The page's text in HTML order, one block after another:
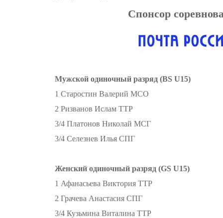
Спонсор
Мужской одиночный разряд (BS U15)
1 Старостин Валерий МСО
2 Ризванов Ислам ТТР
3/4 Платонов Николай МСГ
3/4 Селезнев Илья СПГ
Женский одиночный разряд (GS U15)
1 Афанасьева Виктория ТТР
2 Грачева Анастасия СПГ
3/4 Кузьмина Виталина ТТР